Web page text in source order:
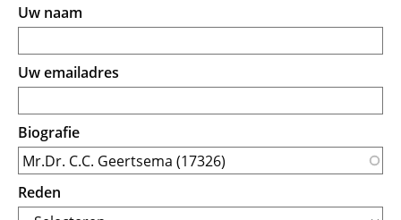
Uw naam
Uw emailadres
Biografie
Reden